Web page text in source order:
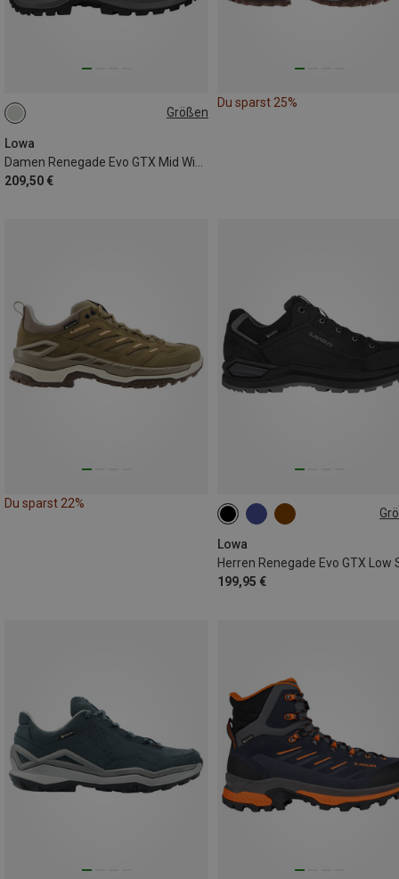
Größen
Lowa
209,50 €
37 41
Du sparst 25%
Du sparst 22%
Lowa
199,95 €